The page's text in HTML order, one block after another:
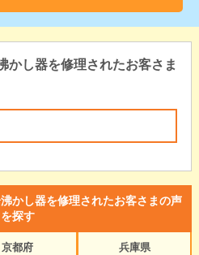
かし器を修理されたお客さま
かし器を修理されたお客さまの声
を探す
京都府
兵庫県